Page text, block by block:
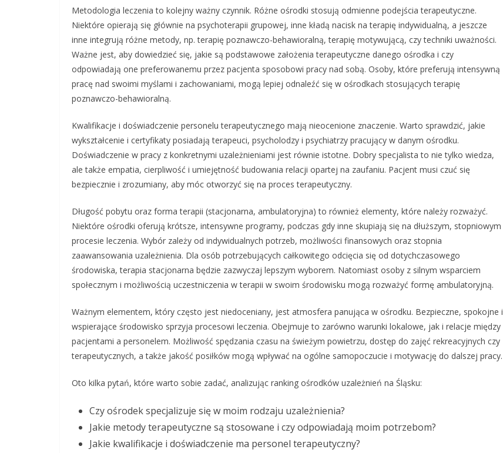
Metodologia leczenia to kolejny ważny czynnik. Różne ośrodki stosują odmienne podejścia terapeutyczne.
Niektóre opierają się głównie na psychoterapii grupowej, inne kładą nacisk na terapię indywidualną, a jeszcze
inne integrują różne metody, np. terapię poznawczo-behawioralną, terapię motywującą, czy techniki uważności.
Ważne jest, aby dowiedzieć się, jakie są podstawowe założenia terapeutyczne danego ośrodka i czy
odpowiadają one preferowanemu przez pacjenta sposobowi pracy nad sobą. Osoby, które preferują intensywną
pracę nad swoimi myślami i zachowaniami, mogą lepiej odnaleźć się w ośrodkach stosujących terapię
poznawczo-behawioralną.
Kwalifikacje i doświadczenie personelu terapeutycznego mają nieocenione znaczenie. Warto sprawdzić, jakie
wykształcenie i certyfikaty posiadają terapeuci, psycholodzy i psychiatrzy pracujący w danym ośrodku.
Doświadczenie w pracy z konkretnymi uzależnieniami jest równie istotne. Dobry specjalista to nie tylko wiedza,
ale także empatia, cierpliwość i umiejętność budowania relacji opartej na zaufaniu. Pacjent musi czuć się
bezpiecznie i zrozumiany, aby móc otworzyć się na proces terapeutyczny.
Długość pobytu oraz forma terapii (stacjonarna, ambulatoryjna) to również elementy, które należy rozważyć.
Niektóre ośrodki oferują krótsze, intensywne programy, podczas gdy inne skupiają się na dłuższym, stopniowym
procesie leczenia. Wybór zależy od indywidualnych potrzeb, możliwości finansowych oraz stopnia
zaawansowania uzależnienia. Dla osób potrzebujących całkowitego odcięcia się od dotychczasowego
środowiska, terapia stacjonarna będzie zazwyczaj lepszym wyborem. Natomiast osoby z silnym wsparciem
społecznym i możliwością uczestniczenia w terapii w swoim środowisku mogą rozważyć formę ambulatoryjną.
Ważnym elementem, który często jest niedoceniany, jest atmosfera panująca w ośrodku. Bezpieczne, spokojne i
wspierające środowisko sprzyja procesowi leczenia. Obejmuje to zarówno warunki lokalowe, jak i relacje między
pacjentami a personelem. Możliwość spędzania czasu na świeżym powietrzu, dostęp do zajęć rekreacyjnych czy
terapeutycznych, a także jakość posiłków mogą wpływać na ogólne samopoczucie i motywację do dalszej pracy.
Oto kilka pytań, które warto sobie zadać, analizując ranking ośrodków uzależnień na Śląsku:
Czy ośrodek specjalizuje się w moim rodzaju uzależnienia?
Jakie metody terapeutyczne są stosowane i czy odpowiadają moim potrzebom?
Jakie kwalifikacje i doświadczenie ma personel terapeutyczny?